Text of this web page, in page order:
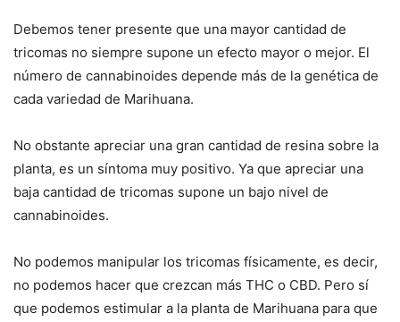
Debemos tener presente que una mayor cantidad de
tricomas no siempre supone un efecto mayor o mejor. El
número de cannabinoides depende más de la genética de
cada variedad de Marihuana.
No obstante apreciar una gran cantidad de resina sobre la
planta, es un síntoma muy positivo. Ya que apreciar una
baja cantidad de tricomas supone un bajo nivel de
cannabinoides.
No podemos manipular los tricomas físicamente, es decir,
no podemos hacer que crezcan más THC o CBD. Pero sí
que podemos estimular a la planta de Marihuana para que